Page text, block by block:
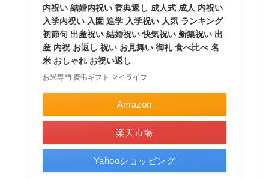
内祝い 結婚内祝い 香典返し 成人式 成人 内祝い
入学内祝い 入園 進学 入学祝い 人気 ランキング
初節句 出産祝い 結婚祝い 快気祝い 新築祝い 出
産 内祝 お返し 祝い お見舞い 御礼 食べ比べ 名
米 おしゃれ お祝い返し
お米専門 慶弔ギフト マイライフ
Amazon
楽天市場
Yahooショッピング